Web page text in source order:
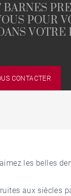
POUR
VOTRE
CONTACTER
les belles
aux siècles